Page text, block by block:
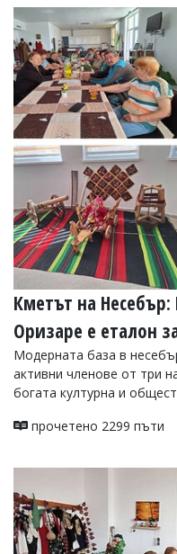
под
статиите
се
въвеждат
от
читателите
и
редакцията
не
носи
отговорност
тях!
Ако
откриете
обиден
за
коментар,
сигнализирайте
ни!
Кметът на
Оризаре е еталон
Модерната база в
активни членове от три
богата културна и
прочетено 2299 пъти